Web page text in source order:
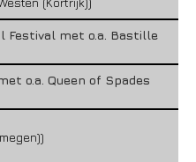
Festival met o.a. Bastille
o.a. Queen of Spades